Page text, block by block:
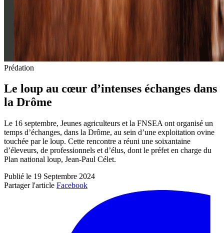
Prédation
Le loup au cœur d’intenses échanges dans
la Drôme
Le 16 septembre, Jeunes agriculteurs et la FNSEA ont organisé un
temps d’échanges, dans la Drôme, au sein d’une exploitation ovine
touchée par le loup. Cette rencontre a réuni une soixantaine
d’éleveurs, de professionnels et d’élus, dont le préfet en charge du
Plan national loup, Jean-Paul Célet.
Publié le 19 Septembre 2024
Partager l'article Facebook